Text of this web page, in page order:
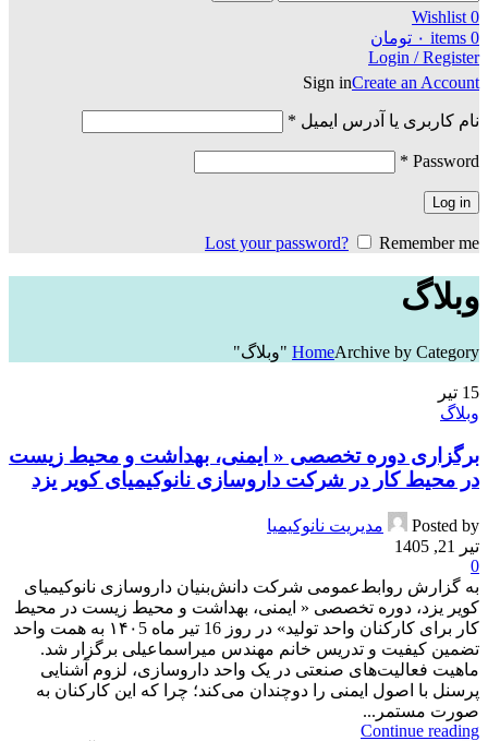
0
Wishlist
0
items ۰ تومان
Login / Register
Sign inCreate an Account
نام کاربری یا آدرس ایمیل *
Password
*
Log in
Lost your password? Remember me
وبلاگ
HomeArchive by Category "وبلاگ"
15 تیر
وبلاگ
برگزاری دوره تخصصی « ایمنی، بهداشت و محیط زیست
در محیط کار در شرکت داروسازی نانوکیمیای کویر یزد
Posted by
مدیریت نانوکیمیا
تیر 21, 1405
0
به گزارش روابط‌عمومی شرکت دانش‌بنیان داروسازی نانوکیمیای
کویر یزد، دوره تخصصی « ایمنی، بهداشت و محیط زیست در محیط
کار برای کارکنان واحد تولید» در روز 16 تیر ماه ۱۴۰5 به همت واحد
تضمین کیفیت و تدریس خانم مهندس میراسماعیلی برگزار شد.
ماهیت فعالیت‌های صنعتی در یک واحد داروسازی، لزوم آشنایی
پرسنل با اصول ایمنی را دوچندان می‌کند؛ چرا که این کارکنان به
صورت مستمر...
Continue reading